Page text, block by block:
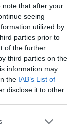
note that after your
seeing
utilized by
parties prior to
of the further
third parties on the
information may
the IAB’s List of
disclose it to other